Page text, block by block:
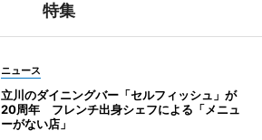
特集
ニュース
立川のダイニングバー「セルフィッシュ」が
20周年 フレンチ出身シェフによる「メニュ
ーがない店」